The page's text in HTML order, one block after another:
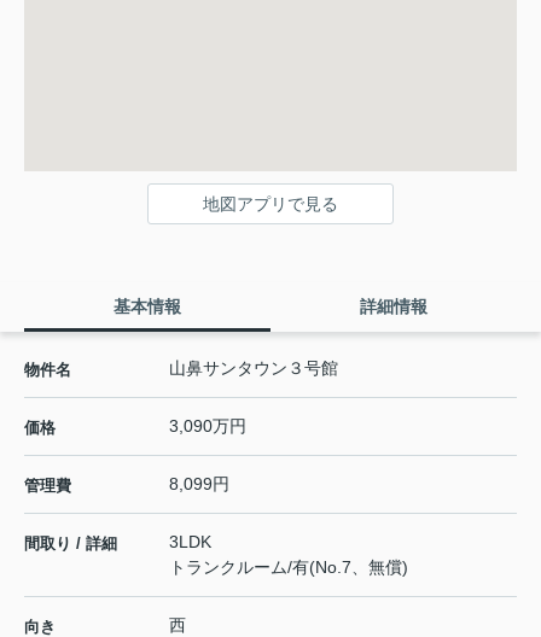
地図アプリで見る
基本情報 詳細情報
物件名 山鼻サンタウン３号館
価格 3,090万円
管理費 8,099円
間取り / 詳細
3LDK
トランクルーム/有(No.7、無償)
向き 西